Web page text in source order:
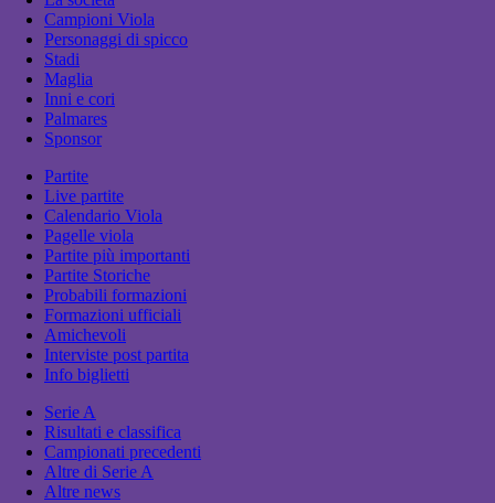
Campioni Viola
Personaggi di spicco
Stadi
Maglia
Inni e cori
Palmares
Sponsor
Partite
Live partite
Calendario Viola
Pagelle viola
Partite più importanti
Partite Storiche
Probabili formazioni
Formazioni ufficiali
Amichevoli
Interviste post partita
Info biglietti
Serie A
Risultati e classifica
Campionati precedenti
Altre di Serie A
Altre news